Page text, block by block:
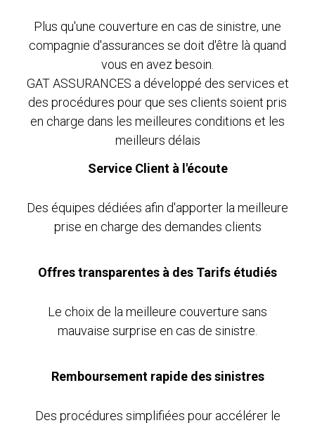
Plus qu'une couverture en cas de sinistre, une
compagnie d'assurances se doit d'être là quand
vous en avez besoin.
GAT ASSURANCES a développé des services et
des procédures pour que ses clients soient pris
en charge dans les meilleures conditions et les
meilleurs délais
Service Client à l'écoute
Des équipes dédiées afin d'apporter la meilleure
prise en charge des demandes clients
Offres transparentes à des Tarifs étudiés
Le choix de la meilleure couverture sans
mauvaise surprise en cas de sinistre.
Remboursement rapide des sinistres
Des procédures simplifiées pour accélérer le